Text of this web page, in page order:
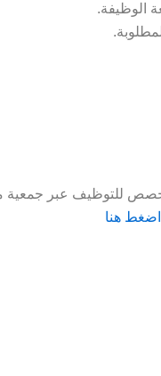
الوظيفة.
للتوظيف عبر جمعية
اضغط هنا